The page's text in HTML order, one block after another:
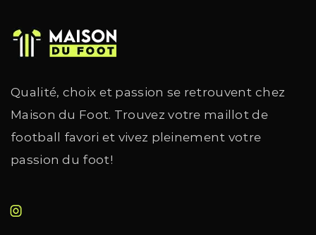
Qualité, choix et passion se retrouvent chez
Maison du Foot. Trouvez votre maillot de
football favori et vivez pleinement votre
passion du foot!